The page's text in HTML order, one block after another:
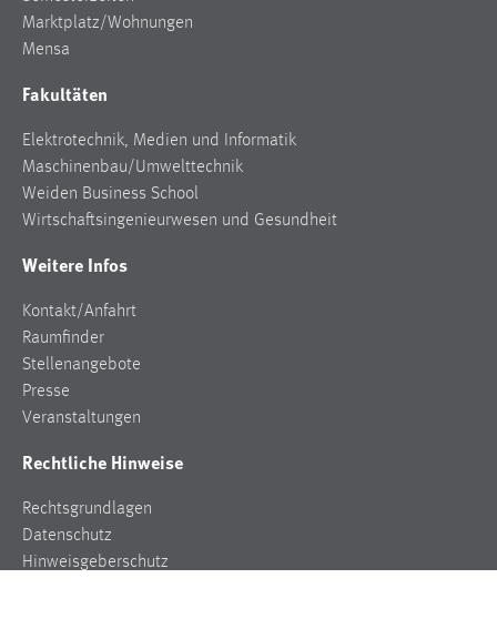
Marktplatz/Wohnungen
Mensa
Fakultäten
Elektrotechnik, Medien und Informatik
Maschinenbau/Umwelttechnik
Weiden Business School
Wirtschaftsingenieurwesen und Gesundheit
Weitere Infos
Kontakt/Anfahrt
Raumfinder
Stellenangebote
Presse
Veranstaltungen
Rechtliche Hinweise
Rechtsgrundlagen
Datenschutz
Hinweisgeberschutz
Dieser Cookie ist notwendig um sich an der Website
einloggen zu können.
Cookie Laufzeit:
24 Stunden
STATISTIK
Statistik Cookies erfassen Informationen anonym.
Diese Informationen helfen uns zu verstehen, wie
unsere Besucher unsere Website nutzen.
Matomo
Name:
Zweck: